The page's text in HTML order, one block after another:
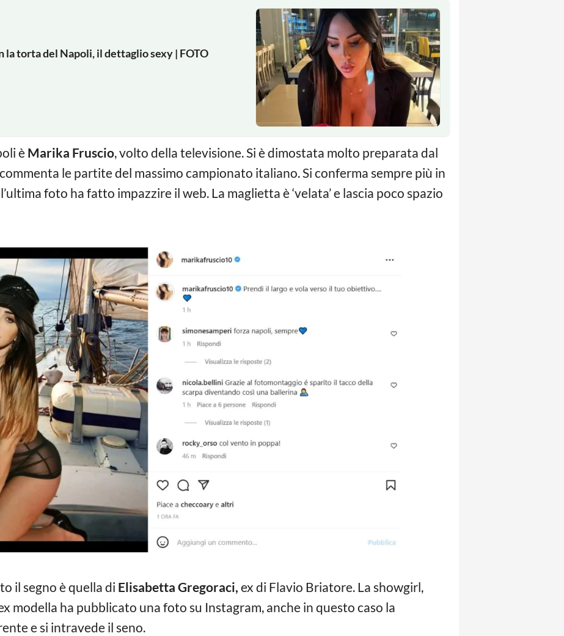
la torta del Napoli, il dettaglio sexy | FOTO
è Marika Fruscio, volto della televisione. Si è dimostata molto preparata dal
le partite del massimo campionato italiano. Si conferma sempre più in
foto ha fatto impazzire il web. La maglietta è ‘velata’ e lascia poco spazio
il segno è quella di Elisabetta Gregoraci, ex di Flavio Briatore. La showgirl,
modella ha pubblicato una foto su Instagram, anche in questo caso la
e si intravede il seno.